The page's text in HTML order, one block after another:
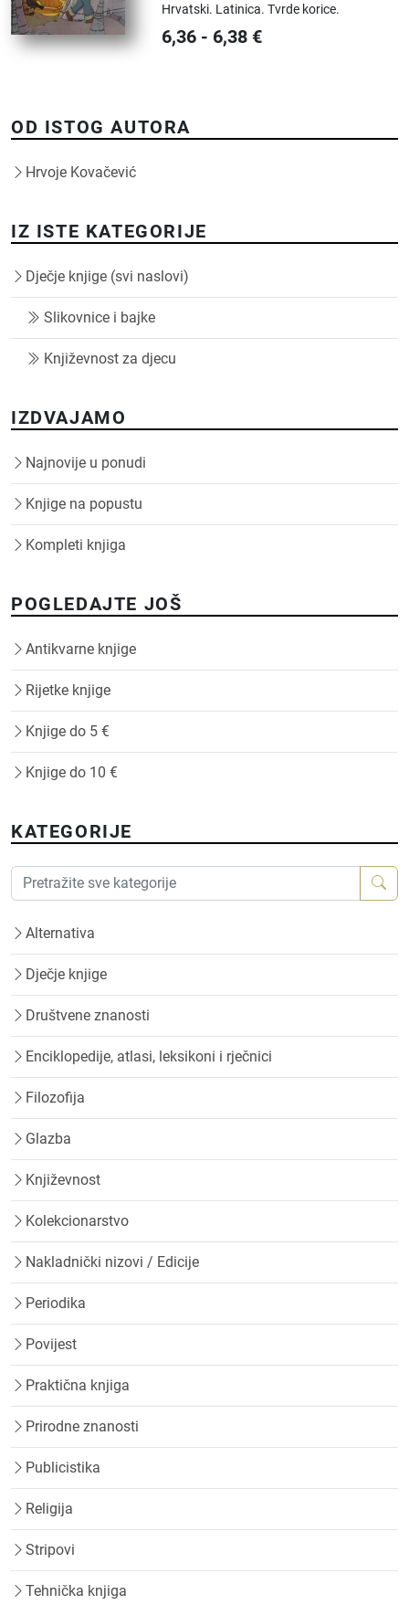
Hrvatski. Latinica.Tvrde korice.
6,36 - 6,38 €
OD ISTOG AUTORA
Hrvoje Kovačević
IZ ISTE KATEGORIJE
Dječje knjige (svi naslovi)
Slikovnice i bajke
Književnost za djecu
IZDVAJAMO
Najnovije u ponudi
Knjige na popustu
Kompleti knjiga
POGLEDAJTE JOŠ
Antikvarne knjige
Rijetke knjige
Knjige do 5 €
Knjige do 10 €
KATEGORIJE
Alternativa
Dječje knjige
Društvene znanosti
Enciklopedije, atlasi, leksikoni i rječnici
Filozofija
Glazba
Književnost
Kolekcionarstvo
Nakladnički nizovi / Edicije
Periodika
Povijest
Praktična knjiga
Prirodne znanosti
Publicistika
Religija
Stripovi
Tehnička knjiga